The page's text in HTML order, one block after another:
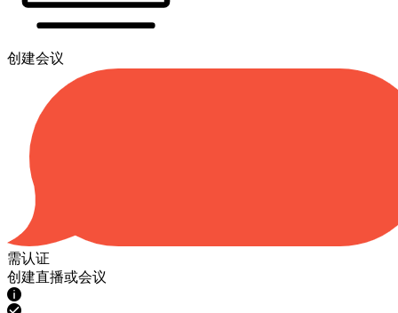
创建会议
需认证
创建直播或会议